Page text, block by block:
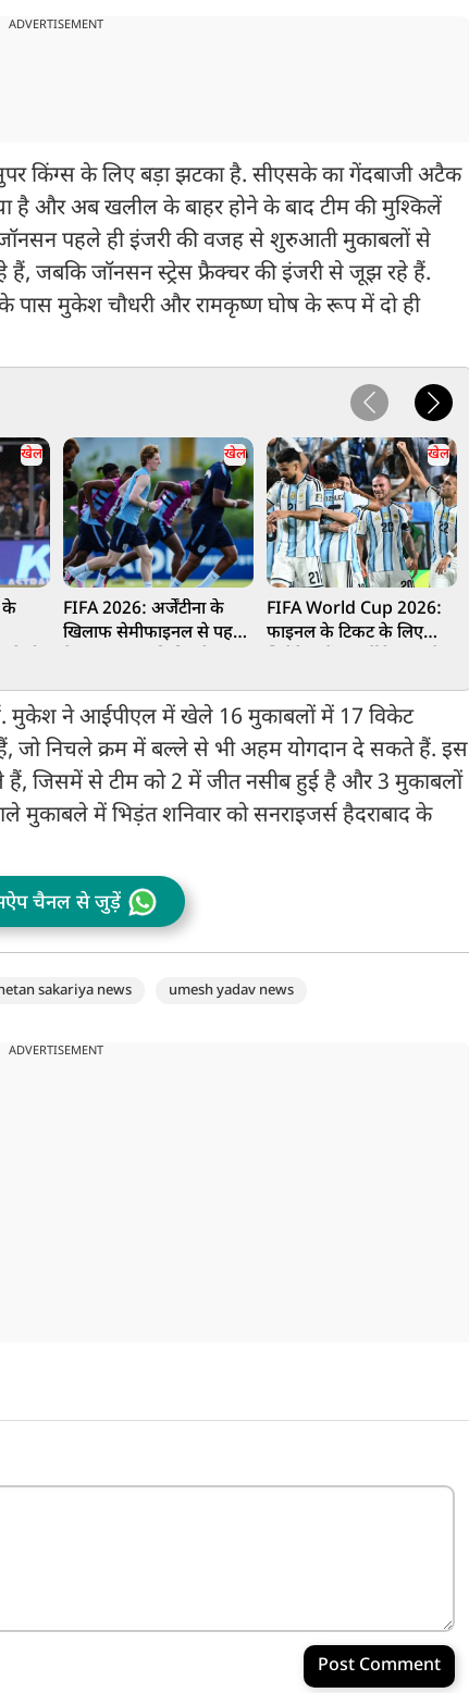
ADVERTISEMENT
किंग्स के लिए बड़ा झटका है. सीएसके का गेंदबाजी अटैक
और अब खलील के बाहर होने के बाद टीम की मुश्किलें
पहले ही इंजरी की वजह से शुरुआती मुकाबलों से
हैं, जबकि जॉनसन स्ट्रेस फ्रैक्चर की इंजरी से जूझ रहे हैं.
मुकेश चौधरी और रामकृष्ण घोष के रूप में दो ही
खेल
के
खेल
FIFA 2026: अर्जेंटीना के
खिलाफ सेमीफाइनल से पहले
अंतिम फैसला
खेल
FIFA World Cup 2026:
फाइनल के टिकट के लिए
का स्क्वॉड
ने आईपीएल में खेले 16 मुकाबलों में 17 विकेट
जो निचले क्रम में बल्ले से भी अहम योगदान दे सकते हैं. इस
से टीम को 2 में जीत नसीब हुई है और 3 मुकाबलों
मुकाबले में भिड़ंत शनिवार को सनराइजर्स हैदराबाद के
चैनल से जुड़ें
sakariya news
umesh yadav news
ADVERTISEMENT
Post Comment